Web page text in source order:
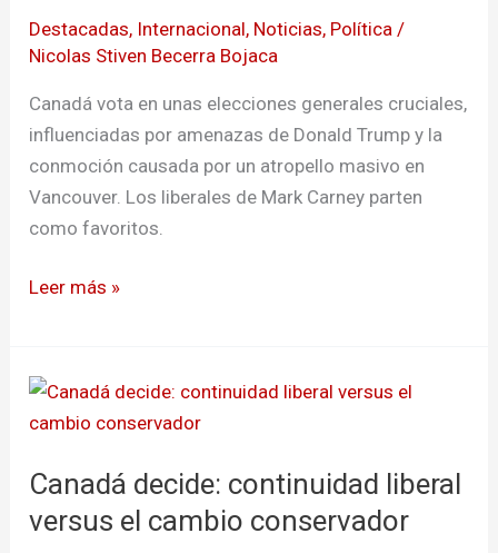
Destacadas, Internacional, Noticias, Política /
Nicolas Stiven Becerra Bojaca
Canadá vota en unas elecciones generales cruciales,
influenciadas por amenazas de Donald Trump y la
conmoción causada por un atropello masivo en
Vancouver. Los liberales de Mark Carney parten
como favoritos.
avanza
y
Poilievre
cae
Leer más »
Canadá decide: continuidad liberal
versus el cambio conservador
Canadá
decide:
liberal
versus